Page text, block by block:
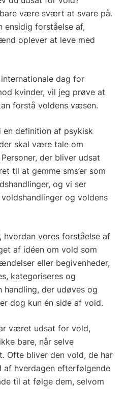
være svært at svare på.
ensidig forståelse af,
oplever at leve med
internationale dag for
kvinder, vil jeg prøve at
forstå voldens væsen.
en definition af psykisk
skal være tale om
Personer, der bliver udsat
til at gemme sms’er som
og vi ser
og voldens
hvordan vores forståelse af
af idéen om vold som
eller begivenheder,
kategoriseres og
handling, der udøves og
dog kun én side af vold.
været udsat for vold,
bare, når selve
Ofte bliver den vold, de har
hverdagen efterfølgende
til at følge dem, selvom